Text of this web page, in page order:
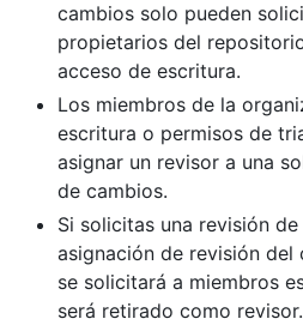
cambios solo pueden
propietarios del
acceso de escritura.
Los miembros de la
escritura o permisos de
asignar un revisor a una
de cambios.
Si solicitas una revisión
asignación de revisión
se solicitará a miembros
será retirado como revisor.